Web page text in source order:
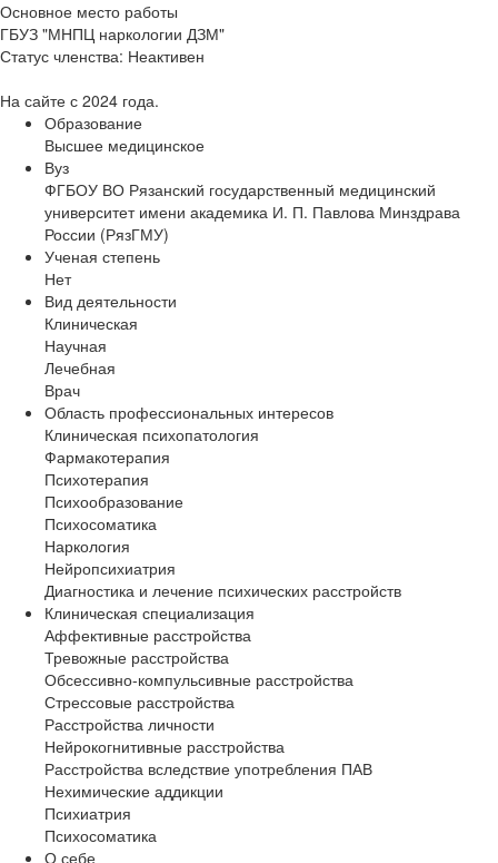
Основное место работы
ГБУЗ "МНПЦ наркологии ДЗМ"
Статус членства: Неактивен
На сайте с 2024 года.
Образование
Высшее медицинское
Вуз
ФГБОУ ВО Рязанский государственный медицинский
университет имени академика И. П. Павлова Минздрава
России (РязГМУ)
Ученая степень
Нет
Вид деятельности
Клиническая
Научная
Лечебная
Врач
Область профессиональных интересов
Клиническая психопатология
Фармакотерапия
Психотерапия
Психообразование
Психосоматика
Наркология
Нейропсихиатрия
Диагностика и лечение психических расстройств
Клиническая специализация
Аффективные расстройства
Тревожные расстройства
Обсессивно-компульсивные расстройства
Стрессовые расстройства
Расстройства личности
Нейрокогнитивные расстройства
Расстройства вследствие употребления ПАВ
Нехимические аддикции
Психиатрия
Психосоматика
О себе